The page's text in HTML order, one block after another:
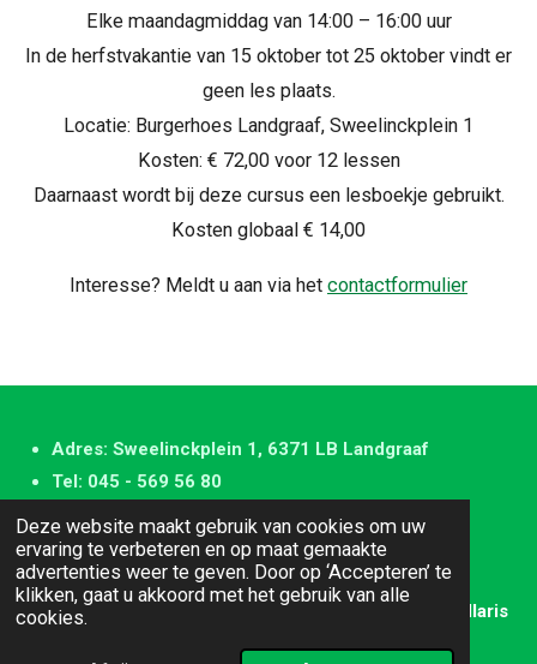
Deze website maakt gebruik van cookies om uw
ervaring te verbeteren en op maat gemaakte
advertenties weer te geven. Door op ‘Accepteren’ te
klikken, gaat u akkoord met het gebruik van alle
cookies.
Elke maandagmiddag van 14:00 – 16:00 uur
In de herfstvakantie van 15 oktober tot 25 oktober vindt er
geen les plaats.
Locatie: Burgerhoes Landgraaf, Sweelinckplein 1
Kosten: € 72,00 voor 12 lessen
Daarnaast wordt bij deze cursus een lesboekje gebruikt.
Kosten globaal € 14,00
Interesse? Meldt u aan via het contactformulier
Adres: Sweelinckplein 1, 6371 LB Landgraaf
Tel: 045 - 569 56 80
E-mail: gildelandgraaf@gmail.com
Website:www.servicegilde-landgraaf.nl
K.v.K.-nummer: 41073218
© 2025 Service Gilde Landgraaf Design: Jos Collaris